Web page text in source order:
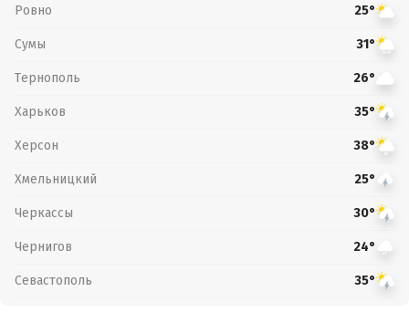
Ровно 25°
Сумы 31°
Тернополь 26°
Харьков 35°
Херсон 38°
Хмельницкий 25°
Черкассы 30°
Чернигов 24°
Севастополь 35°